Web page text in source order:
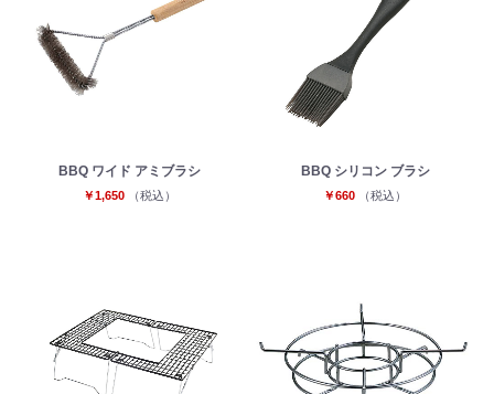
BBQ ワイド アミブラシ
￥1,650 （税込）
BBQ シリコン ブラシ
￥660 （税込）